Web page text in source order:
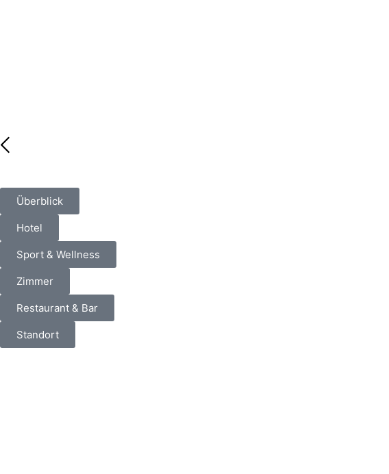
Überblick
Hotel
Sport & Wellness
Zimmer
Restaurant & Bar
Standort